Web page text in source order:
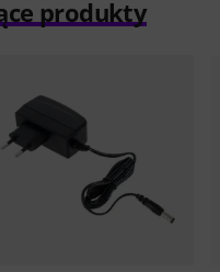
produkty